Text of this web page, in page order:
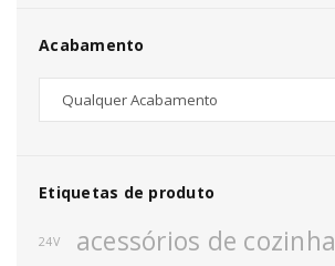
Acabamento
Etiquetas de produto
24V acessórios de cozinha